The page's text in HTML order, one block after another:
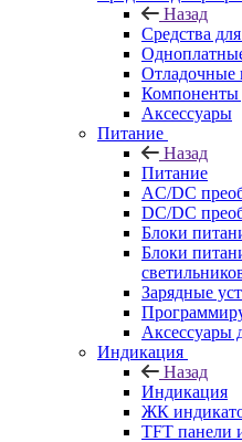
Назад
Средства
Отладочные
Компоненты
Аксессуары
Питание
Назад
Питание
AC/DC
DC/DC
Блоки
Блоки
Зарядные
Аксессуары
Индикация
Назад
Индикация
ЖК
TFT панели